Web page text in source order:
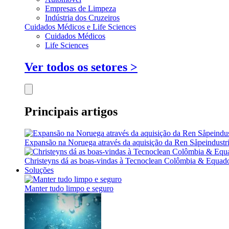
Empresas de Limpeza
Indústria dos Cruzeiros
Cuidados Médicos e Life Sciences
Cuidados Médicos
Life Sciences
Ver todos os setores >
Principais artigos
Expansão na Noruega através da aquisição da Ren
Christeyns dá as boas-vindas à Tecnoclean Colômbia &
Soluções
Manter tudo limpo e seguro